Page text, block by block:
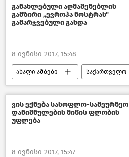
განახლებული აღმაშენებლის
გამზირი „ევროპა ნოსტრას"
გამარჯვებული გახდა
8 ივნისი 2017, 15:48
ახალი ამბები საქართველო
ვის ექნება სასოფლო-სამეურნეო
დანიშნულების მიწის ფლობის
უფლება
8 ივნისი 2017, 15:47